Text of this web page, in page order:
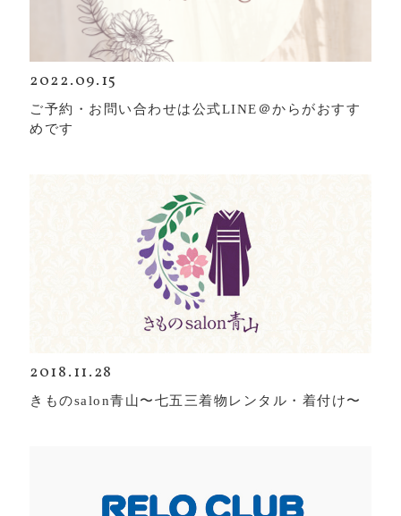
2022.09.15
ご予約・お問い合わせは公式LINE＠からがおすす
めです
2018.11.28
きものsalon青山〜七五三着物レンタル・着付け〜